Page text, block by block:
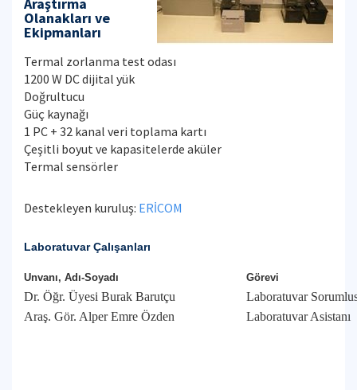
Olanakları ve
Ekipmanları
Termal zorlanma test odası
1200 W DC dijital yük
Doğrultucu
Güç kaynağı
1 PC + 32 kanal veri toplama kartı
Çeşitli boyut ve kapasitelerde aküler
Termal sensörler
Destekleyen kuruluş: ERİCOM
Laboratuvar Çalışanları
Unvanı, Adı-Soyadı Görevi
Dr. Öğr. Üyesi Burak Barutçu
Laboratuvar
Araş. Gör. Alper Emre Özden
Laboratuvar Asistanı